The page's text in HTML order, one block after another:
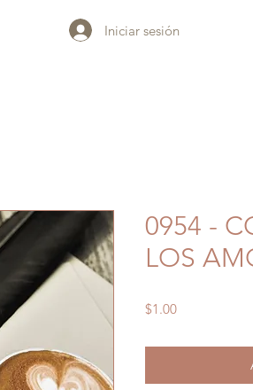
Iniciar sesión
0954 -
LOS
$1.00Precio